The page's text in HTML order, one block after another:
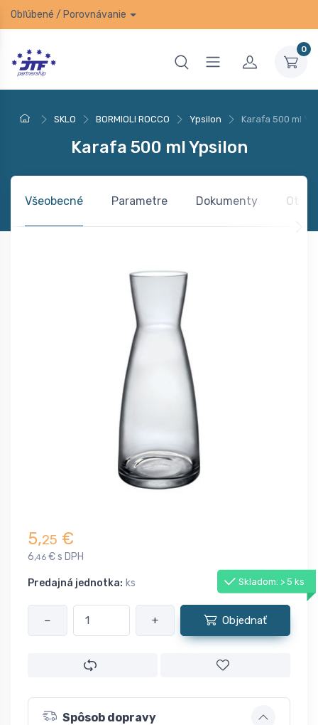
Obľúbené / Porovnávanie
0
SKLO BORMIOLI ROCCO Ypsilon Karafa 500 ml
Karafa 500 ml Ypsilon
Všeobecné Parametre Dokumenty
5,25 €
6,46 € s DPH
Predajná jednotka: ks Skladom: > 5 ks
− + Objednať
Spôsob dopravy